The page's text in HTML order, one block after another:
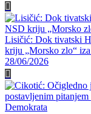
Lisičić: Dok tivatski
kriju „Morsko zlo“
28/06/2026